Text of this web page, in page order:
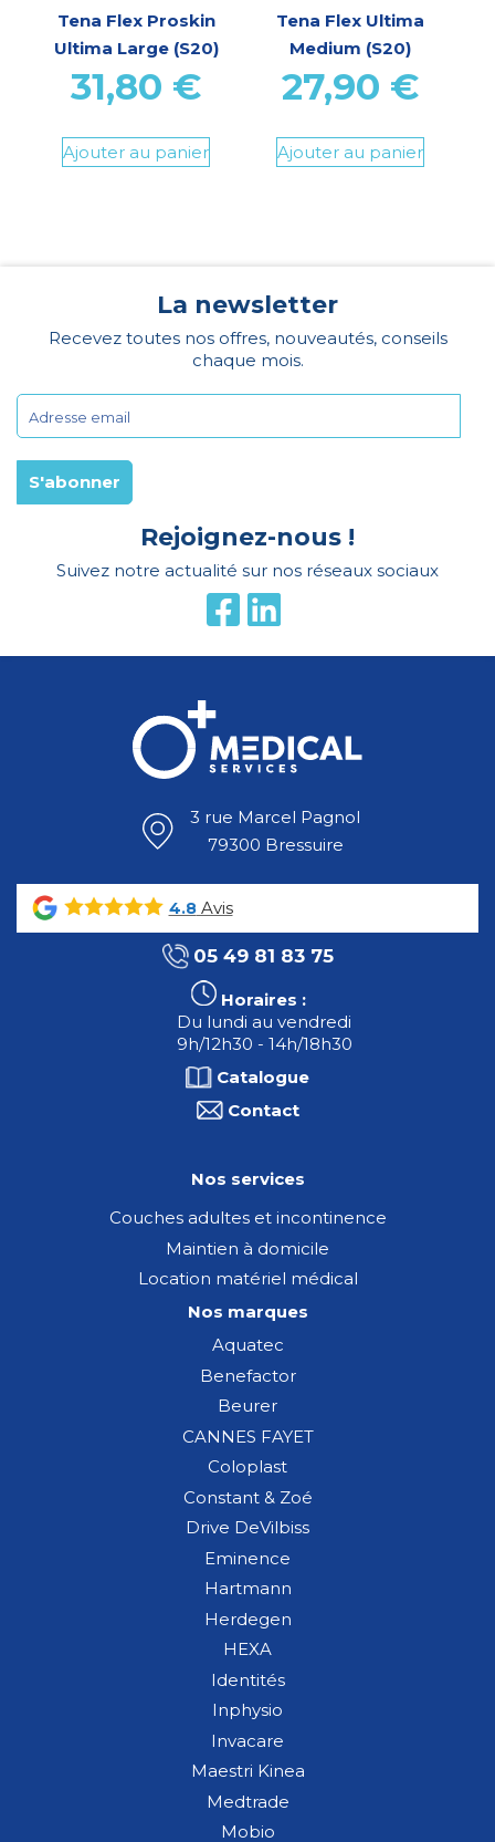
Tena Flex Proskin
Ultima Large (S20)
31,80 €
Ajouter au panier
Tena Flex Ultima
Medium (S20)
27,90 €
Ajouter au panier
La newsletter
Recevez toutes nos offres, nouveautés, conseils
chaque mois.
Rejoignez-nous !
Suivez notre actualité sur nos réseaux sociaux
3 rue Marcel Pagnol
79300 Bressuire
4.8Avis
05 49 81 83 75
Horaires :
Du lundi au vendredi
9h/12h30 - 14h/18h30
Catalogue
Contact
Nos services
Couches adultes et incontinence
Maintien à domicile
Location matériel médical
Nos marques
Aquatec
Benefactor
Beurer
CANNES FAYET
Coloplast
Constant & Zoé
Drive DeVilbiss
Eminence
Hartmann
Herdegen
HEXA
Identités
Inphysio
Invacare
Maestri Kinea
Medtrade
Mobio